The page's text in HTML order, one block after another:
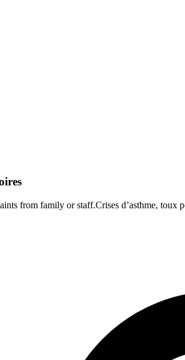
from family or staff.Crises d’asthme, toux